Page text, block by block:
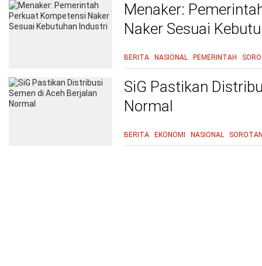
Menaker:
Naker Sesuai
BERITA NASIONAL PEMERINTAH
SiG Pastikan
Normal
BERITA EKONOMI NASIONAL